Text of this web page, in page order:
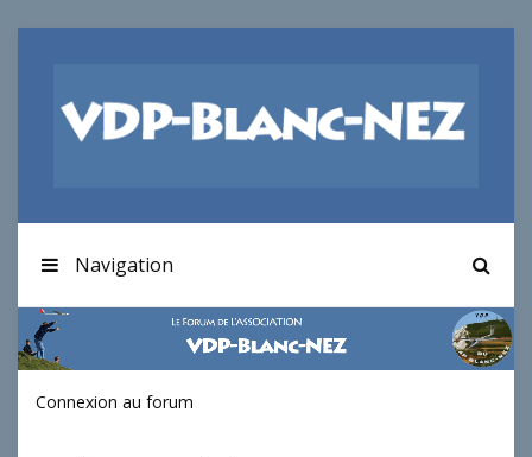
Navigation
Connexion au forum